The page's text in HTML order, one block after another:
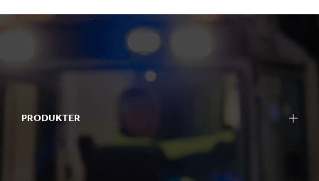
PRODUKTER